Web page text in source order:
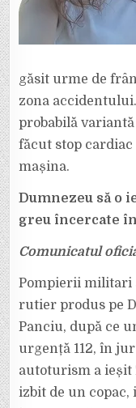
găsit urme de
zona
probabilă variantă
făcut stop
mașina.
Dumnezeu să o
greu încercate
Comunicatul
Pompierii militari
rutier produs pe
Panciu, după ce
urgență 112, în
autoturism a ieșit
izbit de un copac,